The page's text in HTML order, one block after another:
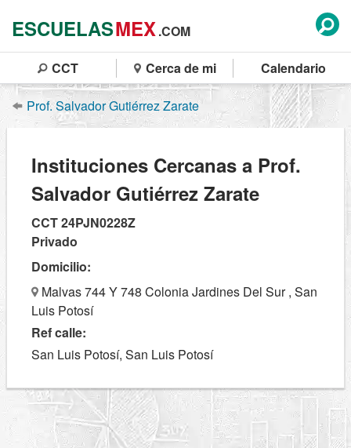
ESCUELASMEX.COM
CCT Cerca de mi Calendario
Prof. Salvador Gutiérrez Zarate
Instituciones Cercanas a Prof.
Salvador Gutiérrez Zarate
CCT 24PJN0228Z
Privado
Domicilio:
Malvas 744 Y 748 Colonia Jardines Del Sur , San
Luis Potosí
Ref calle:
San Luis Potosí, San Luis Potosí